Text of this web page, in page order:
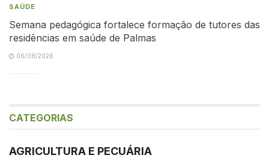
SAÚDE
Semana pedagógica fortalece formação de tutores das
residências em saúde de Palmas
06/08/2026
CATEGORIAS
AGRICULTURA E PECUÁRIA